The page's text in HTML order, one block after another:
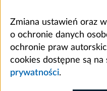
Zmiana ustawień oraz
o ochronie danych
ochronie praw
cookies dostępne są na
prywatności.